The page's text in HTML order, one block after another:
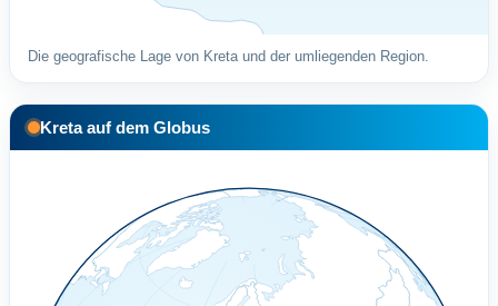
Die geografische Lage von Kreta und der umliegenden Region.
Kreta auf dem Globus